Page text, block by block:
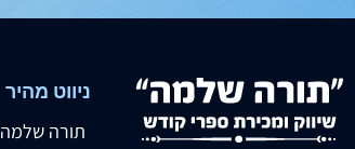
ניווט מהיר
תורה שלמה